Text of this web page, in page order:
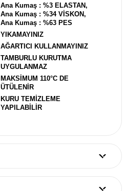
Ana Kumaş : %3 ELASTAN,
Ana Kumaş : %34 VİSKON,
Ana Kumaş : %63 PES
YIKAMAYINIZ
AĞARTICI KULLANMAYINIZ
TAMBURLU KURUTMA
UYGULANMAZ
MAKSİMUM 110°C DE
ÜTÜLENİR
KURU TEMİZLEME
YAPILABİLİR